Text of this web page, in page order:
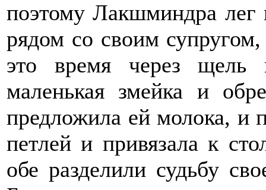
поэтому Лакшминдра лег
рядом со своим
это время через щель
маленькая змейка и
предложила ей молока, и
петлей и привязала к
обе разделили судьбу